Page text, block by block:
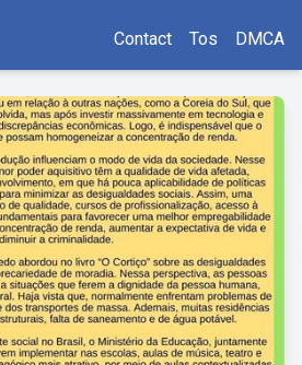
Contact Tos DMCA